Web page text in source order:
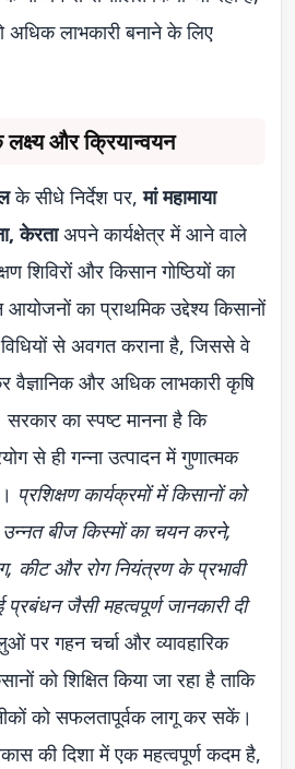
अधिक लाभकारी बनाने के लिए
लक्ष्य और क्रियान्वयन
के सीधे निर्देश पर,मां महामाया
केरताअपने कार्यक्षेत्र में आने वाले
शिविरों और किसान गोष्ठियों का
का प्राथमिक उद्देश्य किसानों
से अवगत कराना है, जिससे वे
वैज्ञानिक और अधिक लाभकारी कृषि
का स्पष्ट मानना है कि
से ही गन्ना उत्पादन में गुणात्मक
प्रशिक्षण कार्यक्रमों में किसानों को
उन्नत बीज किस्मों का चयन करने,
कीट और रोग नियंत्रण के प्रभावी
जैसी महत्वपूर्ण जानकारी दी
पर गहन चर्चा और व्यावहारिक
को शिक्षित किया जा रहा है ताकि
को सफलतापूर्वक लागू कर सकें।
की दिशा में एक महत्वपूर्ण कदम है,